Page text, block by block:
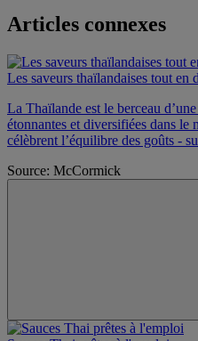
Articles connexes
Les saveurs thaïlandaises tout en
La Thaïlande est le berceau
étonnantes et diversifiées dans le
célèbrent l’équilibre des goûts -
Source: McCormick